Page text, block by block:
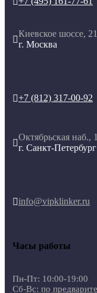

Киевское шоссе,
г. Москва
+7 (812) 317-00-92

Октябрьская наб.,
г. Санкт-Петербург
info@vipklinker.ru
Часы работы
Пн-Пт: 10:00-19:00
Сб-Вс: по